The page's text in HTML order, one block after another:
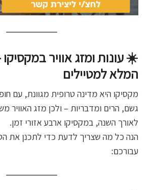
☀️ עונות ומזג אוויר
המלא למטיילים
מקסיקו היא מדינה טרופית מגוונת, עם
גשם, הרים ומדבריות – ולכן מזג האוויר
לאורך השנה, במקסיקו ארבע אזורי זמן.
הנה כל מה שצריך לדעת כדי לתכנן את
עבורכם: